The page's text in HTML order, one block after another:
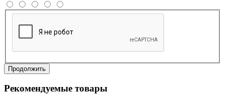
Продолжить
Рекомендуемые товары